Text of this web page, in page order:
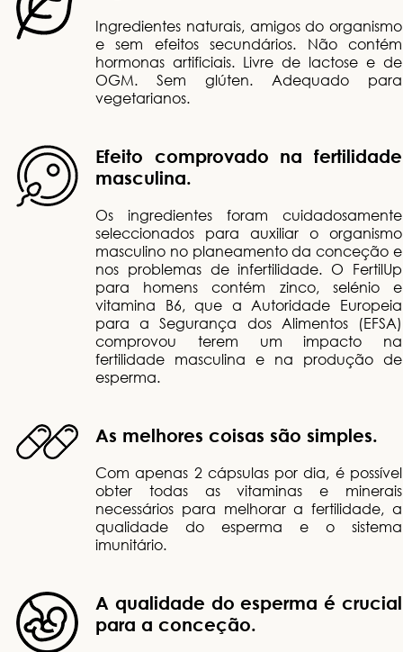
Ingredientes naturais, amigos do organismo
e sem efeitos secundários. Não contém
hormonas artificiais. Livre de lactose e de
OGM. Sem glúten. Adequado para
vegetarianos.
Efeito comprovado na fertilidade
masculina.
Os ingredientes foram cuidadosamente
seleccionados para auxiliar o organismo
masculino no planeamento da conceção e
nos problemas de infertilidade. O FertilUp
para homens contém zinco, selénio e
vitamina B6, que a Autoridade Europeia
para a Segurança dos Alimentos (EFSA)
comprovou terem um impacto na
fertilidade masculina e na produção de
esperma.
As melhores coisas são simples.
Com apenas 2 cápsulas por dia, é possível
obter todas as vitaminas e minerais
necessários para melhorar a fertilidade, a
qualidade do esperma e o sistema
imunitário.
A qualidade do esperma é crucial
para a conceção.